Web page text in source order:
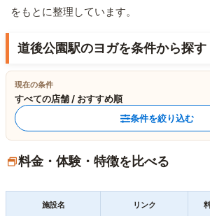
をもとに整理しています。
道後公園駅のヨガを条件から探す
現在の条件
すべての店舗 / おすすめ順
条件を絞り込む
料金・体験・特徴を比べる
施設名 リンク